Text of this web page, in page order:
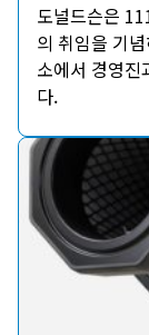
도널드슨은
의 취임을 기
소에서 경영진
다.